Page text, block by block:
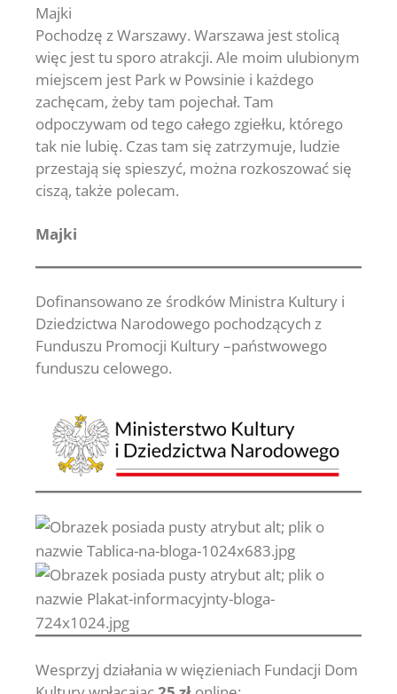
Majki
Pochodzę z Warszawy. Warszawa jest stolicą
więc jest tu sporo atrakcji. Ale moim ulubionym
miejscem jest Park w Powsinie i każdego
zachęcam, żeby tam pojechał. Tam
odpoczywam od tego całego zgiełku, którego
tak nie lubię. Czas tam się zatrzymuje, ludzie
przestają się spieszyć, można rozkoszować się
ciszą, także polecam.
Majki
Dofinansowano ze środków Ministra Kultury i
Dziedzictwa Narodowego pochodzących z
Funduszu Promocji Kultury –państwowego
funduszu celowego.
Wesprzyj działania w więzieniach Fundacji Dom